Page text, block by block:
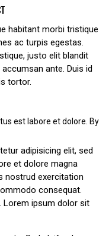
habitant morbi tristique
ac turpis egestas.
justo elit blandit
ante. Duis id
tortor.
est labore et dolore. By
adipisicing elit, sed
et dolore magna
nostrud exercitation
consequat.
Lorem ipsum dolor sit